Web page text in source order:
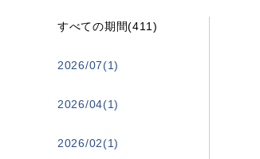
すべての期間(411)
2026/07(1)
2026/04(1)
2026/02(1)